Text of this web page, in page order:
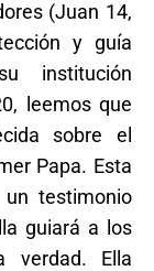
(Juan 14,
y guía
institución
leemos que
sobre el
Papa. Esta
testimonio
guiará a los
verdad. Ella